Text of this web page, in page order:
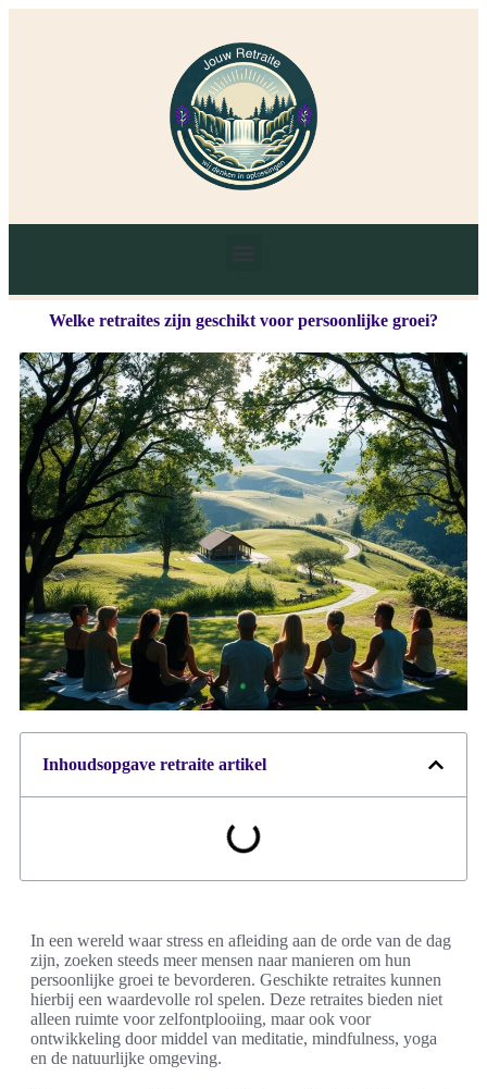
Welke retraites zijn geschikt voor persoonlijke groei?
Inhoudsopgave retraite artikel
In een wereld waar stress en afleiding aan de orde van de dag
zijn, zoeken steeds meer mensen naar manieren om hun
persoonlijke groei te bevorderen. Geschikte retraites kunnen
hierbij een waardevolle rol spelen. Deze retraites bieden niet
alleen ruimte voor zelfontplooiing, maar ook voor
ontwikkeling door middel van meditatie, mindfulness, yoga
en de natuurlijke omgeving.